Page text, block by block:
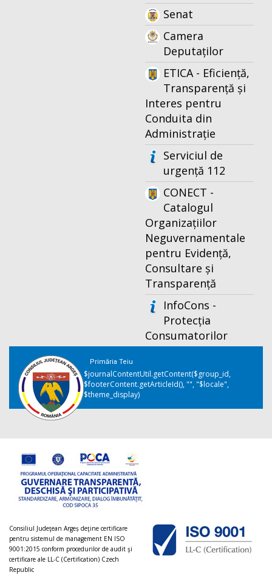
Senat
Camera
Deputaților
ETICA - Eficiență,
Transparență și
Interes pentru
Conduita din
Administrație
Serviciul de
urgență 112
CONECT -
Catalogul
Organizațiilor
Neguvernamentale
pentru Evidență,
Consultare și
Transparență
InfoCons -
Protecția
Consumatorilor
Primăria Teiu
$journalContentUtil.getContent($group_id,
$footerContent.getArticleId(), "", "$locale",
$theme_display)
Consiliul Judeţean Argeș deţine certificare
pentru sistemul de management EN ISO
9001:2015 conform procedurilor de audit şi
certificare ale LL-C (Certification) Czech
Republic